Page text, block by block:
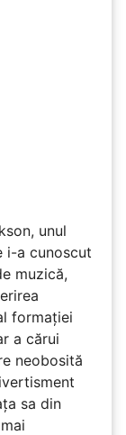
unul
i-a cunoscut
muzică,
formației
a cărui
neobosită
sa din